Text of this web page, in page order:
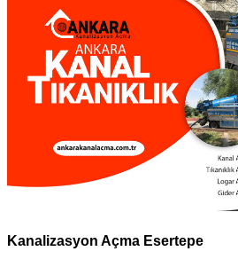
Kanalizasyon Açma Esertepe